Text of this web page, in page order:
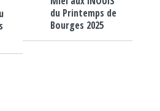
du Printemps de
Bourges 2025